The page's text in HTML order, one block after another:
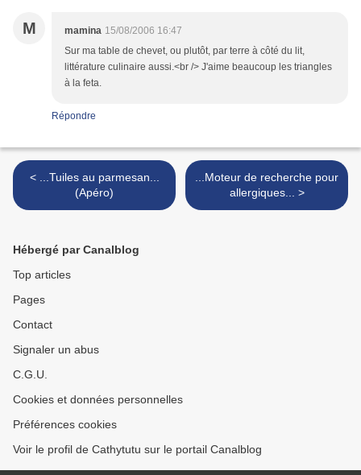
M mamina 15/08/2006 16:47
Sur ma table de chevet, ou plutôt, par terre à côté du lit,
littérature culinaire aussi.<br /> J'aime beaucoup les triangles
à la feta.
Répondre
< ...Tuiles au parmesan...
(Apéro)
...Moteur de recherche pour
allergiques... >
Hébergé par Canalblog
Top articles
Pages
Contact
Signaler un abus
C.G.U.
Cookies et données personnelles
Préférences cookies
Voir le profil de Cathytutu sur le portail Canalblog